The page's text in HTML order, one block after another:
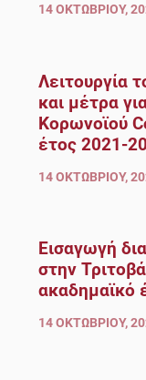
14 ΟΚΤΩΒΡΊΟΥ,
Λειτουργία
και μέτρα
Κορωνοϊού
έτος 2021-
14 ΟΚΤΩΒΡΊΟΥ,
Εισαγωγή
στην
ακαδημαϊκό
14 ΟΚΤΩΒΡΊΟΥ,